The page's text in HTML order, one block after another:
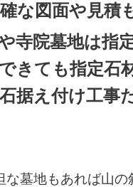
な図面や見積
寺院墓地は指
きても指定石
据え付け工事
墓地もあれば山の